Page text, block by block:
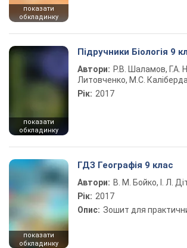
показати
обкладинку
показати
обкладинку
Підручники Біологія 9
Автори: Р.В. Шаламов, Г.А.
Литовченко, М.С. Каліберда
Рік: 2017
показати
обкладинку
ГДЗ Географія 9 клас
Автори: В. М. Бойко, І. Л.
Рік: 2017
Опис: Зошит для